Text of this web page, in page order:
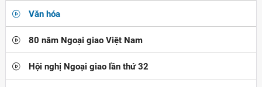
Văn hóa
80 năm Ngoại giao Việt Nam
Hội nghị Ngoại giao lần thứ 32